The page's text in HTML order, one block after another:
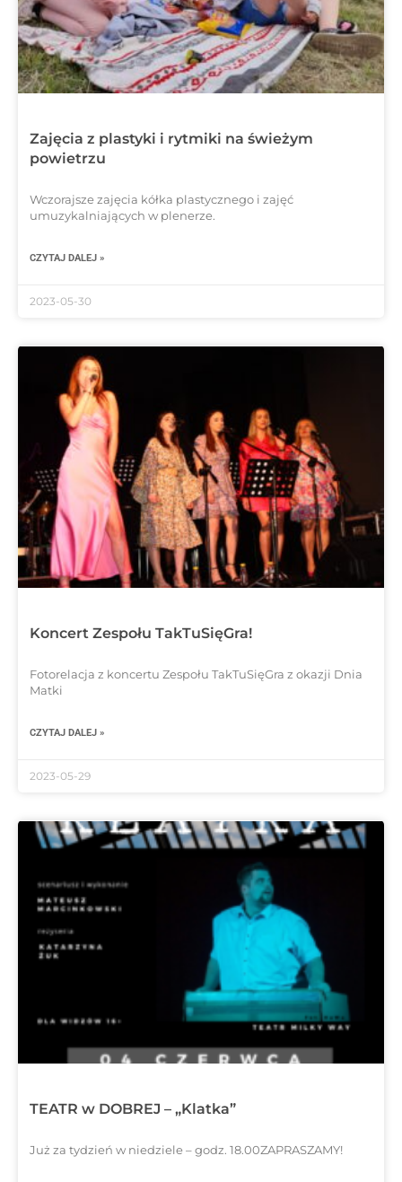
Zajęcia z plastyki i rytmiki na świeżym
powietrzu
Wczorajsze zajęcia kółka plastycznego i zajęć
umuzykalniających w plenerze.
CZYTAJ DALEJ »
2023-05-30
Koncert Zespołu TakTuSięGra!
Fotorelacja z koncertu Zespołu TakTuSięGra z okazji Dnia
Matki
CZYTAJ DALEJ »
2023-05-29
TEATR w DOBREJ – „Klatka”
Już za tydzień w niedziele – godz. 18.00ZAPRASZAMY!